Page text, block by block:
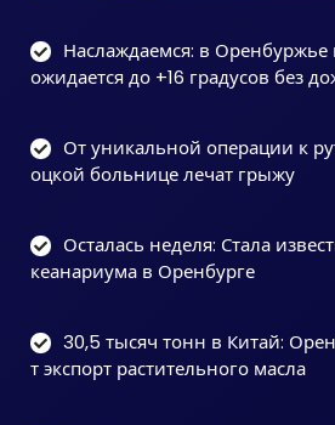
Наслаждаемся: в Оренбуржье
ожидается до +16 градусов без
От уникальной операции к
оцкой больнице лечат грыжу
Осталась неделя: Стала
кеанариума в Оренбурге
30,5 тысяч тонн в Китай:
т экспорт растительного масла